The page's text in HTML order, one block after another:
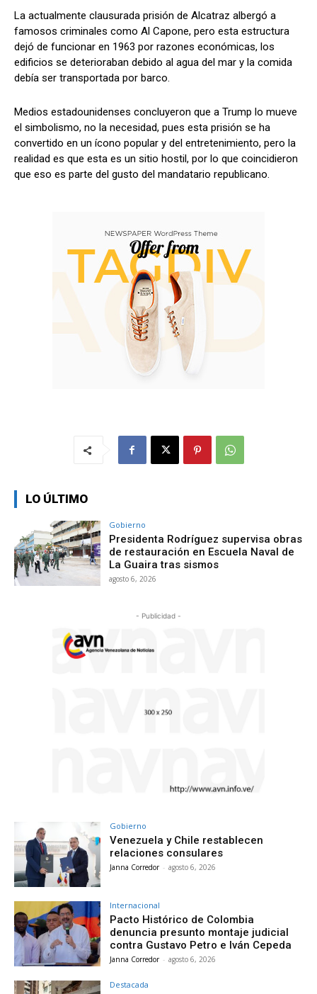
La actualmente clausurada prisión de Alcatraz albergó a
famosos criminales como Al Capone, pero esta estructura
dejó de funcionar en 1963 por razones económicas, los
edificios se deterioraban debido al agua del mar y la comida
debía ser transportada por barco.
Medios estadounidenses concluyeron que a Trump lo mueve
el simbolismo, no la necesidad, pues esta prisión se ha
convertido en un ícono popular y del entretenimiento, pero la
realidad es que esta es un sitio hostil, por lo que coincidieron
que eso es parte del gusto del mandatario republicano.
LO ÚLTIMO
Gobierno
Presidenta Rodríguez supervisa obras
de restauración en Escuela Naval de
La Guaira tras sismos
agosto 6, 2026
- Publicidad -
Gobierno
Venezuela y Chile restablecen
relaciones consulares
Janna Corredor - agosto 6, 2026
Internacional
Pacto Histórico de Colombia
denuncia presunto montaje judicial
contra Gustavo Petro e Iván Cepeda
Janna Corredor - agosto 6, 2026
Destacada